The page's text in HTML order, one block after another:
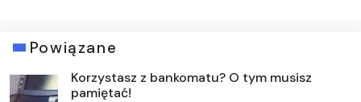
Powiązane
Korzystasz z bankomatu? O tym musisz
pamiętać!